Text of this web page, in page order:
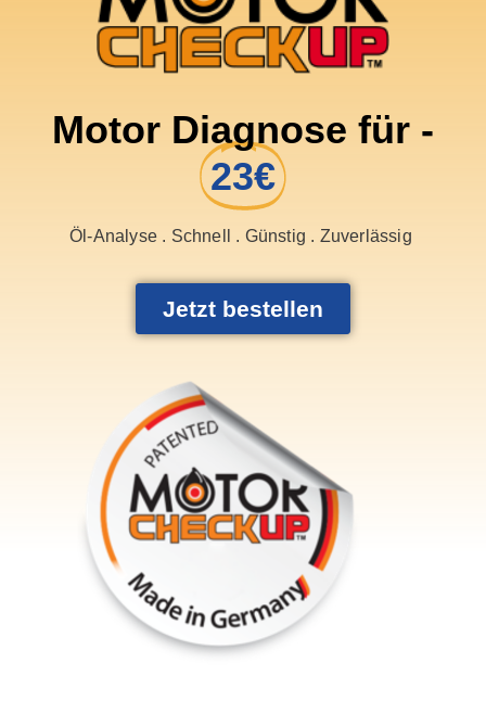
Motor Diagnose für -
23€
Öl-Analyse . Schnell . Günstig . Zuverlässig
Jetzt bestellen